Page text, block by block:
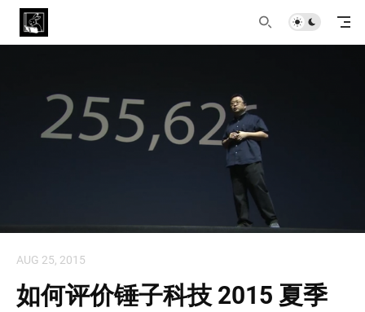
AUG 25, 2015
如何评价锤子科技 2015 夏季